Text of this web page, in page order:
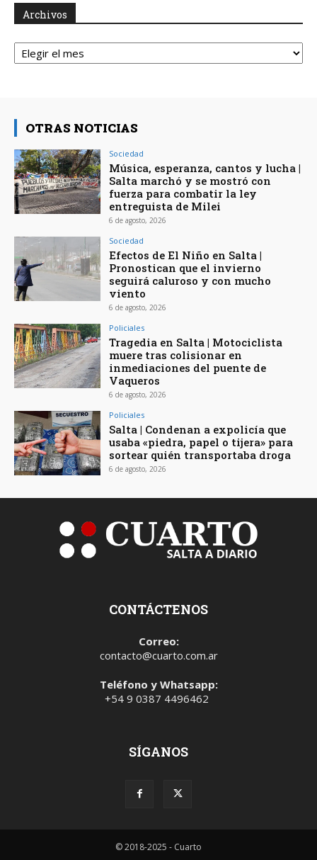
Archivos
Archivos
OTRAS NOTICIAS
Sociedad
Música, esperanza, cantos y lucha |
Salta marchó y se mostró con
fuerza para combatir la ley
entreguista de Milei
6 de agosto, 2026
Sociedad
Efectos de El Niño en Salta |
Pronostican que el invierno
seguirá caluroso y con mucho
viento
6 de agosto, 2026
Policiales
Tragedia en Salta | Motociclista
muere tras colisionar en
inmediaciones del puente de
Vaqueros
6 de agosto, 2026
Policiales
Salta | Condenan a expolicía que
usaba «piedra, papel o tijera» para
sortear quién transportaba droga
6 de agosto, 2026
CONTÁCTENOS
Correo:
contacto@cuarto.com.ar
Teléfono y Whatsapp:
+54 9 0387 4496462
SÍGANOS
© 2018-2025 - Cuarto